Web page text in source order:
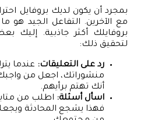
بمجرد أن يكون لديك بروفايل
مع الآخرين. التفاعل الجيد هو
بروفايلك أكثر جاذبية. إليك
لتحقيق ذلك:
رد على التعليقات: عندما
منشوراتك، اجعل من
أنك تهتم برأيهم.
اسأل أسئلة: اطلب من
فهذا يشجع المحادثة